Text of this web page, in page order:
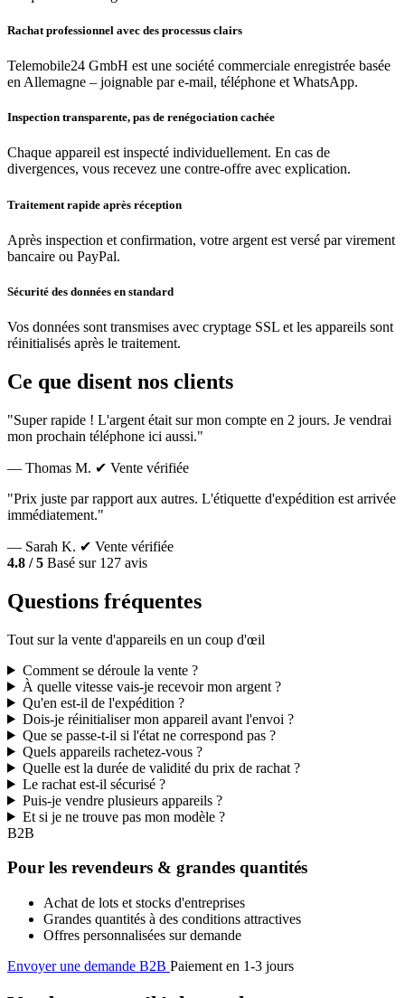
Rachat professionnel avec des processus clairs
Telemobile24 GmbH est une société commerciale enregistrée basée
en Allemagne – joignable par e-mail, téléphone et WhatsApp.
Inspection transparente, pas de renégociation cachée
Chaque appareil est inspecté individuellement. En cas de
divergences, vous recevez une contre-offre avec explication.
Traitement rapide après réception
Après inspection et confirmation, votre argent est versé par virement
bancaire ou PayPal.
Sécurité des données en standard
Vos données sont transmises avec cryptage SSL et les appareils sont
réinitialisés après le traitement.
Ce que disent nos clients
"Super rapide ! L'argent était sur mon compte en 2 jours. Je vendrai
mon prochain téléphone ici aussi."
— Thomas M. ✔ Vente vérifiée
"Prix juste par rapport aux autres. L'étiquette d'expédition est arrivée
immédiatement."
— Sarah K. ✔ Vente vérifiée
4.8 / 5 Basé sur 127 avis
Questions fréquentes
Tout sur la vente d'appareils en un coup d'œil
Comment se déroule la vente ?
À quelle vitesse vais-je recevoir mon argent ?
Qu'en est-il de l'expédition ?
Dois-je réinitialiser mon appareil avant l'envoi ?
Que se passe-t-il si l'état ne correspond pas ?
Quels appareils rachetez-vous ?
Quelle est la durée de validité du prix de rachat ?
Le rachat est-il sécurisé ?
Puis-je vendre plusieurs appareils ?
Et si je ne trouve pas mon modèle ?
B2B
Pour les revendeurs & grandes quantités
Achat de lots et stocks d'entreprises
Grandes quantités à des conditions attractives
Offres personnalisées sur demande
Envoyer une demande B2B Paiement en 1-3 jours